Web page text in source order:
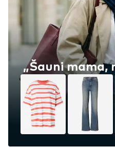
„Šauni mama,